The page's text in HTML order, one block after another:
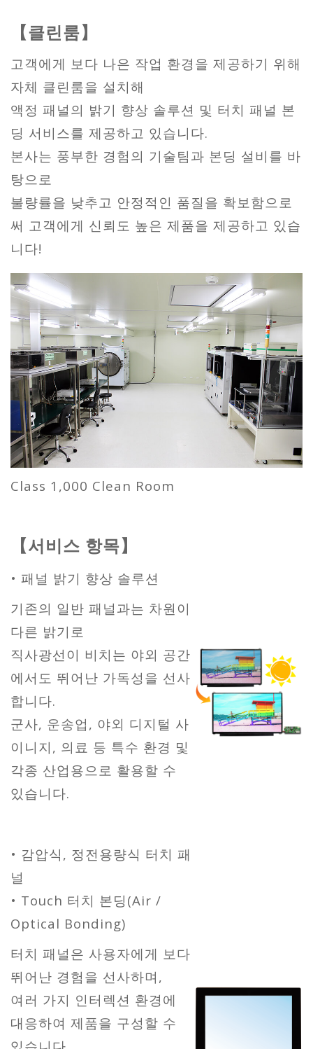
【클린룸】
고객에게 보다 나은 작업 환경을 제공하기 위해
자체 클린룸을 설치해
액정 패널의 밝기 향상 솔루션 및 터치 패널 본
딩 서비스를 제공하고 있습니다.
본사는 풍부한 경험의 기술팀과 본딩 설비를 바
탕으로
불량률을 낮추고 안정적인 품질을 확보함으로
써 고객에게 신뢰도 높은 제품을 제공하고 있습
니다!
Class 1,000 Clean Room
【서비스 항목】
• 패널 밝기 향상 솔루션
기존의 일반 패널과는 차원이
다른 밝기로
직사광선이 비치는 야외 공간
에서도 뛰어난 가독성을 선사
합니다.
군사, 운송업, 야외 디지털 사
이니지, 의료 등 특수 환경 및
각종 산업용으로 활용할 수
있습니다.
• 감압식, 정전용량식 터치 패
널
• Touch 터치 본딩(Air /
Optical Bonding)
터치 패널은 사용자에게 보다
뛰어난 경험을 선사하며,
여러 가지 인터렉션 환경에
대응하여 제품을 구성할 수